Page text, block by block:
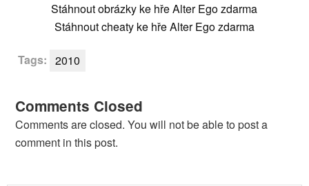
Stáhnout obrázky ke hře Alter Ego zdarma
Stáhnout cheaty ke hře Alter Ego zdarma
Tags: 2010
Comments Closed
Comments are closed. You will not be able to post a
comment in this post.